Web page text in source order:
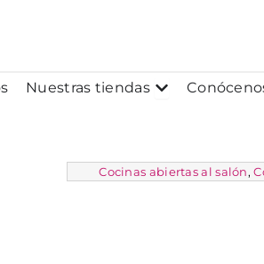
Nuestras tiendas Abrir Nuestras
Cocinas abiertas al salón,